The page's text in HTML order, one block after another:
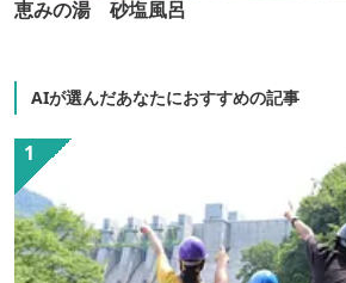
恵みの湯 砂塩風呂
AIが選んだあなたにおすすめの記事